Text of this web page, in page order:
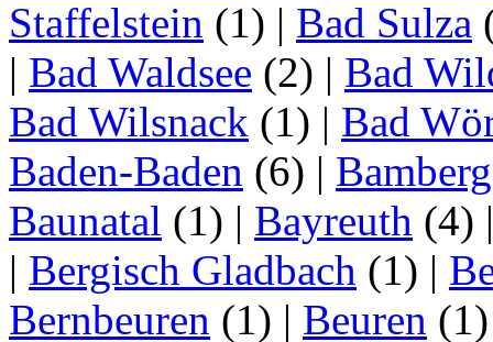
Staffelstein (1) | Bad Sulza
| Bad Waldsee (2) | Bad
Bad Wilsnack (1) | Bad
Baden-Baden (6) | Bamberg
Baunatal (1) | Bayreuth (4)
| Bergisch Gladbach (1) |
Bernbeuren (1) | Beuren